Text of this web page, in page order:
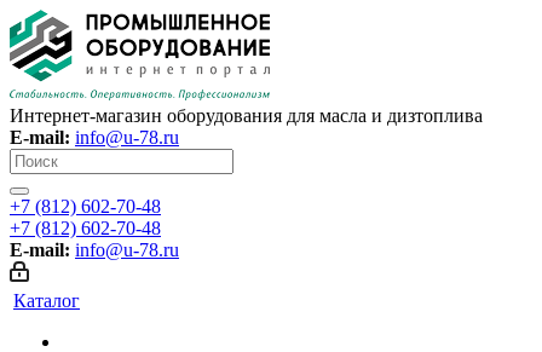
Интернет-магазин оборудования для масла и дизтоплива
E-mail: info@u-78.ru
+7 (812) 602-70-48
+7 (812) 602-70-48
E-mail: info@u-78.ru
Каталог